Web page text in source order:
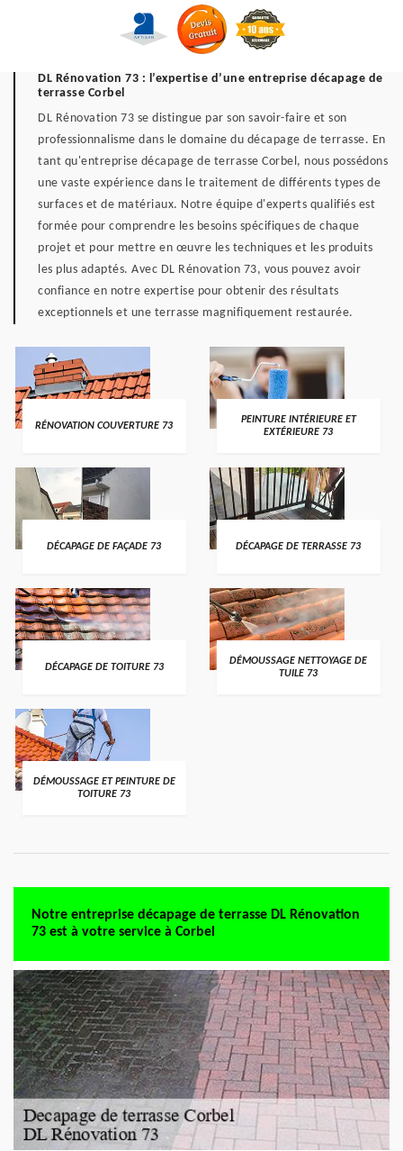
DL Rénovation 73 : l’expertise d’une entreprise décapage de
terrasse Corbel
DL Rénovation 73 se distingue par son savoir-faire et son
professionnalisme dans le domaine du décapage de terrasse. En
tant qu'entreprise décapage de terrasse Corbel, nous possédons
une vaste expérience dans le traitement de différents types de
surfaces et de matériaux. Notre équipe d'experts qualifiés est
formée pour comprendre les besoins spécifiques de chaque
projet et pour mettre en œuvre les techniques et les produits
les plus adaptés. Avec DL Rénovation 73, vous pouvez avoir
confiance en notre expertise pour obtenir des résultats
exceptionnels et une terrasse magnifiquement restaurée.
RÉNOVATION COUVERTURE 73
PEINTURE INTÉRIEURE ET
EXTÉRIEURE 73
DÉCAPAGE DE FAÇADE 73 DÉCAPAGE DE TERRASSE 73
DÉCAPAGE DE TOITURE 73
DÉMOUSSAGE NETTOYAGE DE
TUILE 73
DÉMOUSSAGE ET PEINTURE DE
TOITURE 73
Notre entreprise décapage de terrasse DL Rénovation
73 est à votre service à Corbel